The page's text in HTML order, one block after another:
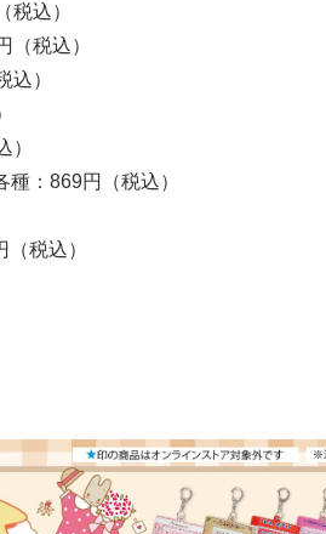
税込）
（税込）
込）
）
：869円（税込）
税込）